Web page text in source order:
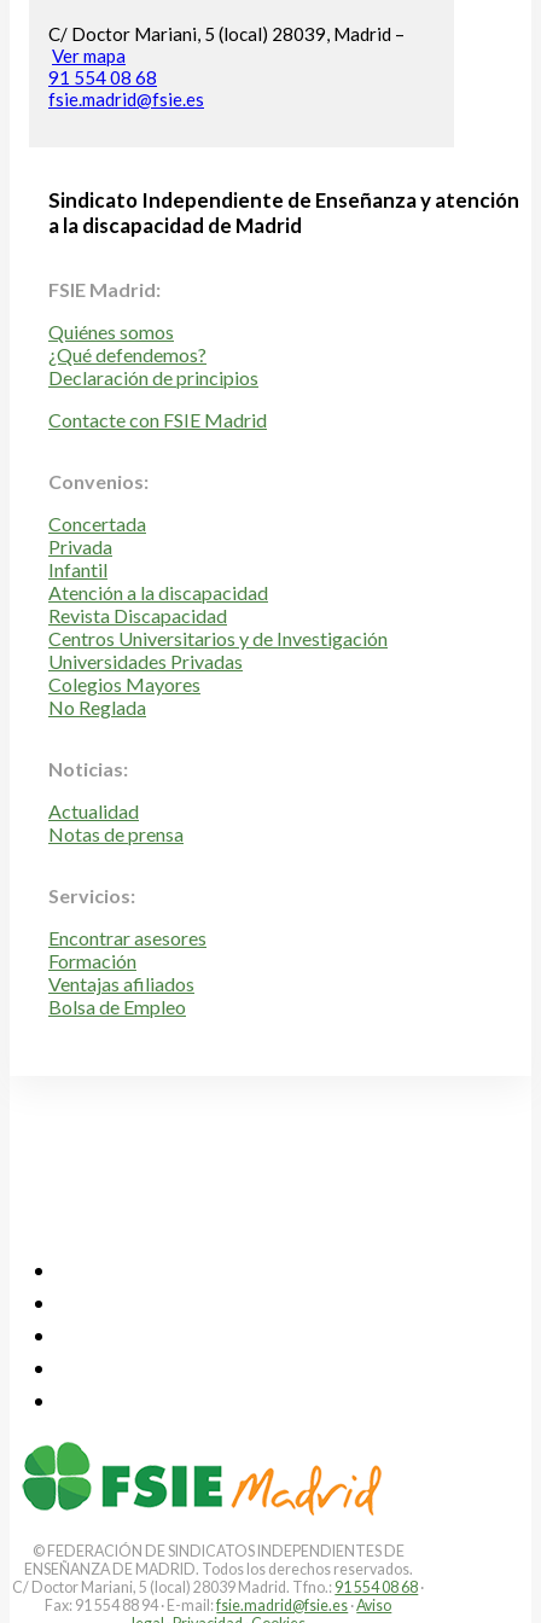
C/ Doctor Mariani, 5 (local) 28039, Madrid –
Ver mapa
91 554 08 68
fsie.madrid@fsie.es
Sindicato Independiente de Enseñanza y atención
a la discapacidad de Madrid
FSIE Madrid:
Quiénes somos
¿Qué defendemos?
Declaración de principios
Contacte con FSIE Madrid
Convenios:
Concertada
Privada
Infantil
Atención a la discapacidad
Revista Discapacidad
Centros Universitarios y de Investigación
Universidades Privadas
Colegios Mayores
No Reglada
Noticias:
Actualidad
Notas de prensa
Servicios:
Encontrar asesores
Formación
Ventajas afiliados
Bolsa de Empleo
© FEDERACIÓN DE SINDICATOS INDEPENDIENTES DE
ENSEÑANZA DE MADRID. Todos los derechos reservados.
C/ Doctor Mariani, 5 (local) 28039 Madrid. Tfno.: 91 554 08 68 ·
Fax: 91 554 88 94 · E-mail:fsie.madrid@fsie.es ·Aviso